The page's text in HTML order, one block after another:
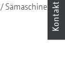
Sämaschinen Kontakt